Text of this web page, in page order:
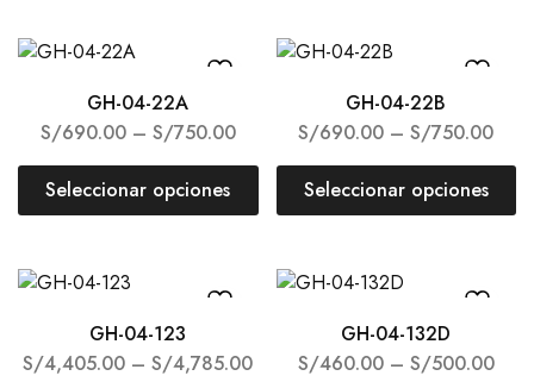
GH-04-22A
S/690.00 – S/750.00
Seleccionar opciones
GH-04-22B
S/690.00 – S/750.00
Seleccionar opciones
GH-04-123
S/4,405.00 – S/4,785.00
GH-04-132D
S/460.00 – S/500.00